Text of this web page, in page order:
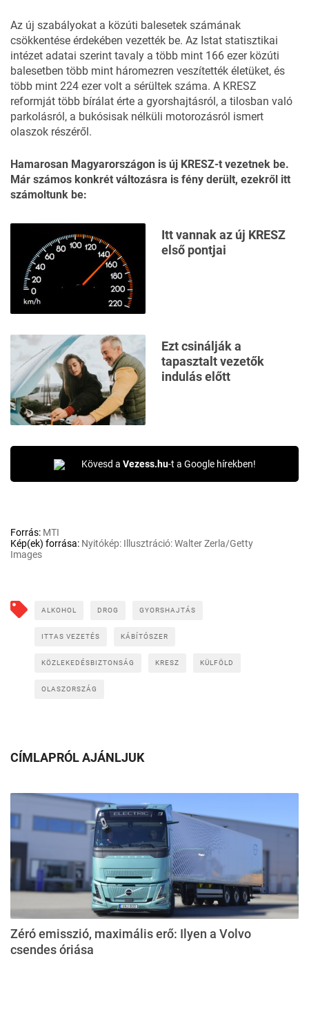
Az új szabályokat a közúti balesetek számának
csökkentése érdekében vezették be. Az Istat statisztikai
intézet adatai szerint tavaly a több mint 166 ezer közúti
balesetben több mint háromezren veszítették életüket, és
több mint 224 ezer volt a sérültek száma. A KRESZ
reformját több bírálat érte a gyorshajtásról, a tilosban való
parkolásról, a bukósisak nélküli motorozásról ismert
olaszok részéről.
Hamarosan Magyarországon is új KRESZ-t vezetnek be.
Már számos konkrét változásra is fény derült, ezekről itt
számoltunk be:
Itt vannak az új KRESZ
első pontjai
Ezt csinálják a
tapasztalt vezetők
indulás előtt
Kövesd a Vezess.hu-t a Google hírekben!
Forrás: MTI
Kép(ek) forrása: Nyitókép: Illusztráció: Walter Zerla/Getty
Images
ALKOHOL DROG GYORSHAJTÁS
ITTAS VEZETÉS KÁBÍTÓSZER
KÖZLEKEDÉSBIZTONSÁG KRESZ KÜLFÖLD
OLASZORSZÁG
CÍMLAPRÓL AJÁNLJUK
Zéró emisszió, maximális erő: Ilyen a Volvo
csendes óriása